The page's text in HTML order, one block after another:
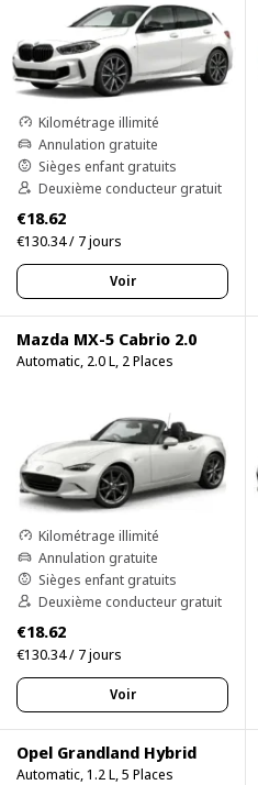
Kilométrage illimité
Annulation gratuite
Sièges enfant gratuits
Deuxième conducteur gratuit
€18.62
€130.34 / 7 jours
Voir
Mazda MX-5 Cabrio 2.0
Automatic, 2.0 L, 2 Places
Kilométrage illimité
Annulation gratuite
Sièges enfant gratuits
Deuxième conducteur gratuit
€18.62
€130.34 / 7 jours
Voir
Opel Grandland Hybrid
Automatic, 1.2 L, 5 Places